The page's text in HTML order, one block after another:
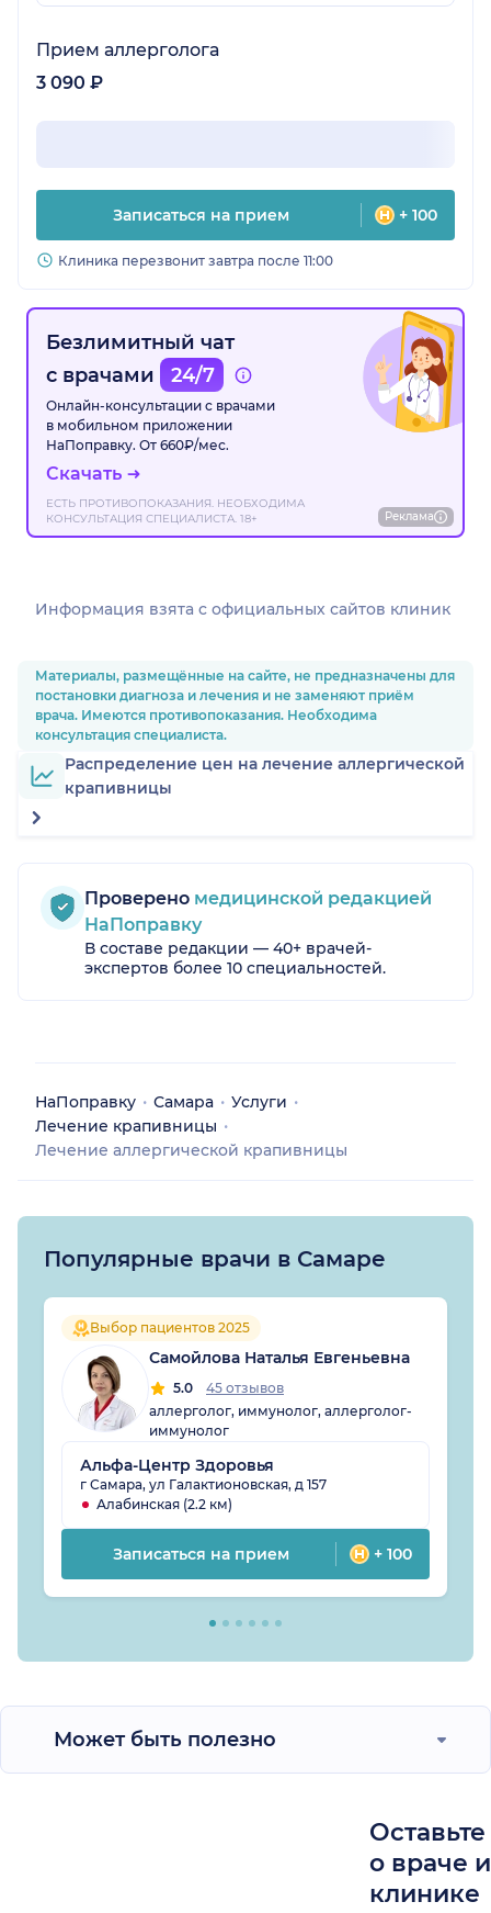
Прием аллерголога
3 090 ₽
Записаться на прием + 100
Клиника перезвонит завтра после 11:00
Безлимитный чат
с врачами
24/7
Онлайн-консультации с врачами
в мобильном приложении
НаПоправку. От 660₽/мес.
Скачать
ЕСТЬ ПРОТИВОПОКАЗАНИЯ. НЕОБХОДИМА
КОНСУЛЬТАЦИЯ СПЕЦИАЛИСТА. 18+
Реклама
Информация взята c официальных сайтов клиник
Материалы, размещённые на сайте, не предназначены для
постановки диагноза и лечения и не заменяют приём
врача. Имеются противопоказания. Необходима
консультация специалиста.
Распределение цен на лечение аллергической
крапивницы
Проверено медицинской редакцией
НаПоправку
В составе редакции — 40+ врачей-
экспертов более 10 специальностей.
НаПоправку Самара
Услуги
Лечение крапивницы
Лечение аллергической крапивницы
Популярные врачи в Самаре
Выбор пациентов 2025
Самойлова Наталья Евгеньевна
5.0
45 отзывов
аллерголог, иммунолог, аллерголог-
иммунолог
Альфа-Центр Здоровья
г Самара, ул Галактионовская, д 157
Алабинская (2.2 км)
Записаться на прием + 100
Может быть полезно
о враче
клинике